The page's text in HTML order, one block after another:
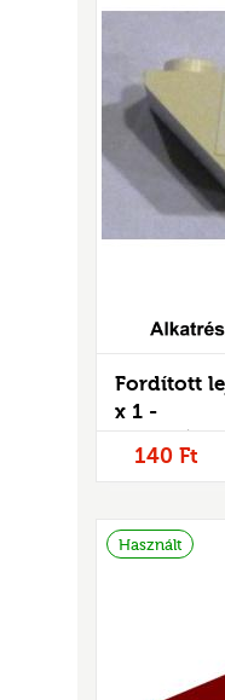
Fordított
x 1 -
mintás/
140 Ft
Használt